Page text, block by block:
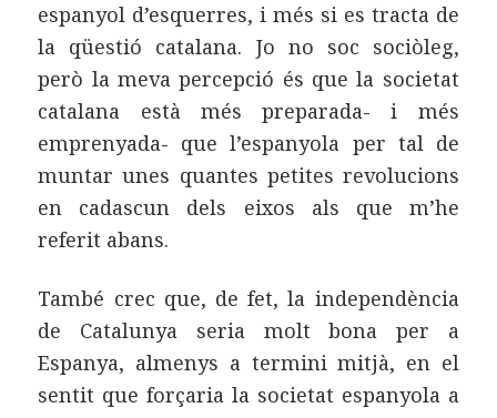
espanyol d’esquerres, i més si es tracta de
la qüestió catalana. Jo no soc sociòleg,
però la meva percepció és que la societat
catalana està més preparada- i més
emprenyada- que l’espanyola per tal de
muntar unes quantes petites revolucions
en cadascun dels eixos als que m’he
referit abans.
També crec que, de fet, la independència
de Catalunya seria molt bona per a
Espanya, almenys a termini mitjà, en el
sentit que forçaria la societat espanyola a